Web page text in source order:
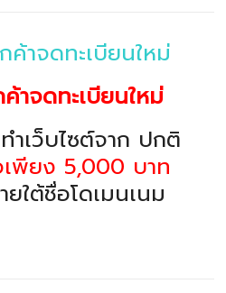
ค้าจดทะเบียนใหม่
าจดทะเบียนใหม่
ำเว็บไซต์จาก ปกติ
เพียง 5,000 บาท
ยใต้ชื่อโดเมนเนม